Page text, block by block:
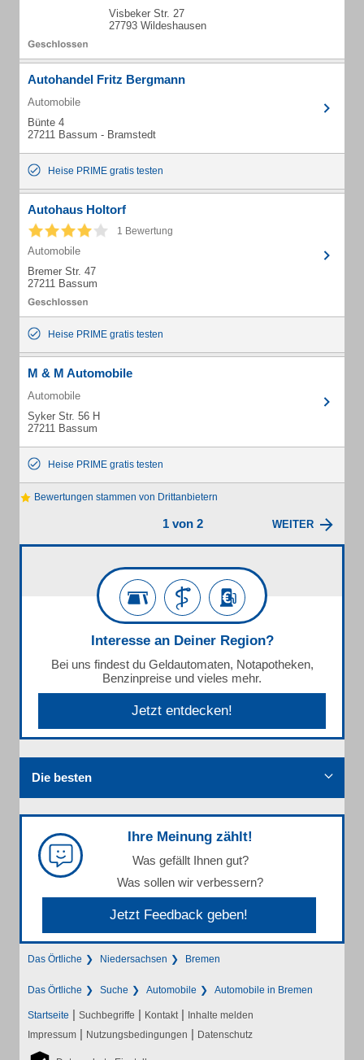
Visbeker Str. 27
27793 Wildeshausen
Autohandel Fritz Bergmann
Automobile
Bünte 4
27211 Bassum - Bramstedt
Heise PRIME gratis testen
Autohaus Holtorf
1 Bewertung
Automobile
Bremer Str. 47
27211 Bassum
Heise PRIME gratis testen
M & M Automobile
Automobile
Syker Str. 56 H
27211 Bassum
Heise PRIME gratis testen
Bewertungen stammen von Drittanbietern
1 von 2 WEITER
Interesse an Deiner Region?
Bei uns findest du Geldautomaten, Notapotheken,
Benzinpreise und vieles mehr.
Jetzt entdecken!
Die besten
Ihre Meinung zählt!
Was gefällt Ihnen gut?
Was sollen wir verbessern?
Jetzt Feedback geben!
Das Örtliche Niedersachsen Bremen
Das Örtliche Suche Automobile Automobile in Bremen
Startseite | Suchbegriffe | Kontakt | Inhalte melden
Impressum | Nutzungsbedingungen | Datenschutz